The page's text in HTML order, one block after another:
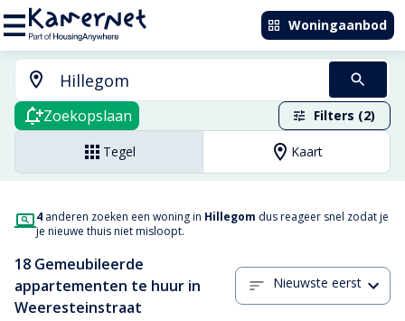
Woningaanbod
Zoekopslaan Filters (2)
Tegel Kaart
4 anderen zoeken een woning in Hillegom dus reageer snel zodat je
je nieuwe thuis niet misloopt.
18 Gemeubileerde
appartementen te huur in
Weeresteinstraat
Nieuwste eerst